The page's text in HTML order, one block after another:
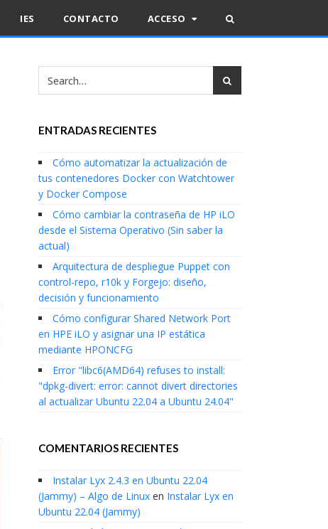
IES CONTACTO ACCESO
ENTRADAS RECIENTES
Cómo automatizar la actualización de
tus contenedores Docker con Watchtower
y Docker Compose
Cómo cambiar la contraseña de HP iLO
desde el Sistema Operativo (Sin saber la
actual)
Arquitectura de despliegue Puppet con
control-repo, r10k y Forgejo: diseño,
decisión y funcionamiento
Cómo configurar Shared Network Port
en HPE iLO y asignar una IP estática
mediante HPONCFG
Error "libc6(AMD64) refuses to install:
"dpkg-divert: error: cannot divert directories
al actualizar Ubuntu 22.04 a Ubuntu 24.04"
COMENTARIOS RECIENTES
Instalar Lyx 2.4.3 en Ubuntu 22.04
(Jammy) – Algo de Linux en Instalar Lyx en
Ubuntu 22.04 (Jammy)